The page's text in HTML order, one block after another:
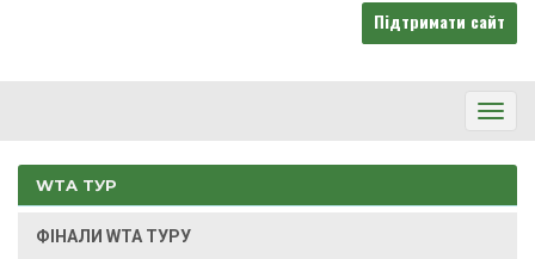
Підтримати сайт
WTA ТУР
ФІНАЛИ WTA ТУРУ